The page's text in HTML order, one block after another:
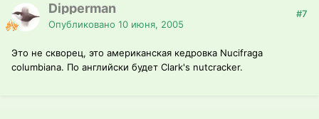
Dipperman
Опубликовано 10 июня, 2005
#7
Это не скворец, это американская кедровка Nucifraga
columbiana. По английски будет Clark's nutcracker.